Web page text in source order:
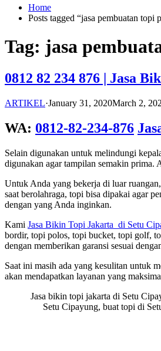
Home
Posts tagged “jasa pembuatan topi
Tag: jasa
0812 82 234 876 | Jasa
ARTIKEL·January 31, 2020March 2,
WA: 0812-82-234-876
Selain digunakan untuk melindungi
digunakan agar tampilan semakin prima.
Untuk Anda yang bekerja di luar
saat berolahraga, topi bisa dipakai agar
dengan yang Anda inginkan.
Kami Jasa Bikin Topi Jakarta di Setu
bordir, topi polos, topi bucket, topi golf,
dengan memberikan garansi sesuai
Saat ini masih ada yang kesulitan untuk
akan mendapatkan layanan yang
Jasa bikin topi jakarta di Setu
Setu Cipayung, buat topi di